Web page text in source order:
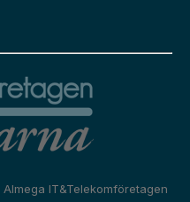
Almega IT&Telekomföretagen